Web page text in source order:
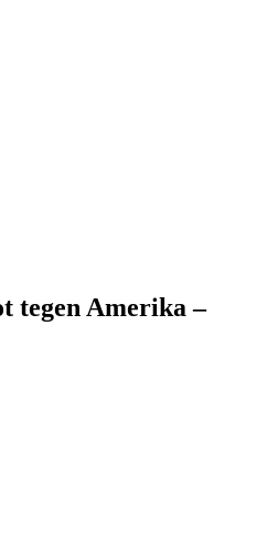
tegen Amerika –